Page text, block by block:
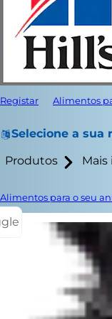
Registar Alimentos
Selecione a sua
Produtos Mais
Alimentos para o seu